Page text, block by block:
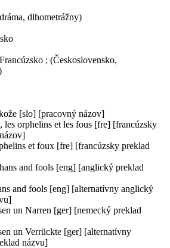
dlhometrážny)
; (Československo,
[slo] [pracovný názov]
les orphelins et les fous [fre] [francúzsky
et foux [fre] [francúzsky preklad
and fools [eng] [anglický preklad
and fools [eng] [alternatívny anglický
un Narren [ger] [nemecký preklad
un Verrückte [ger] [alternatívny
názvu]